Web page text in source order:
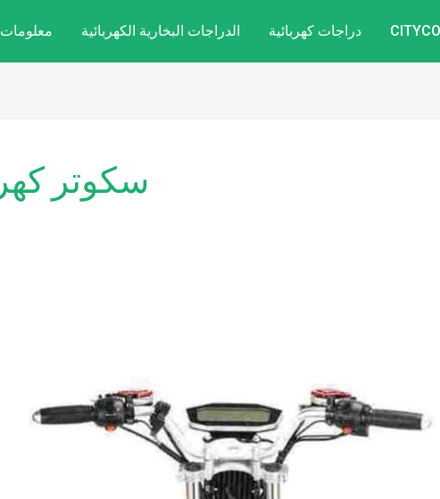
دراجات كهربائية الدراجات البخارية الكهربائية معلومات
سكوتر